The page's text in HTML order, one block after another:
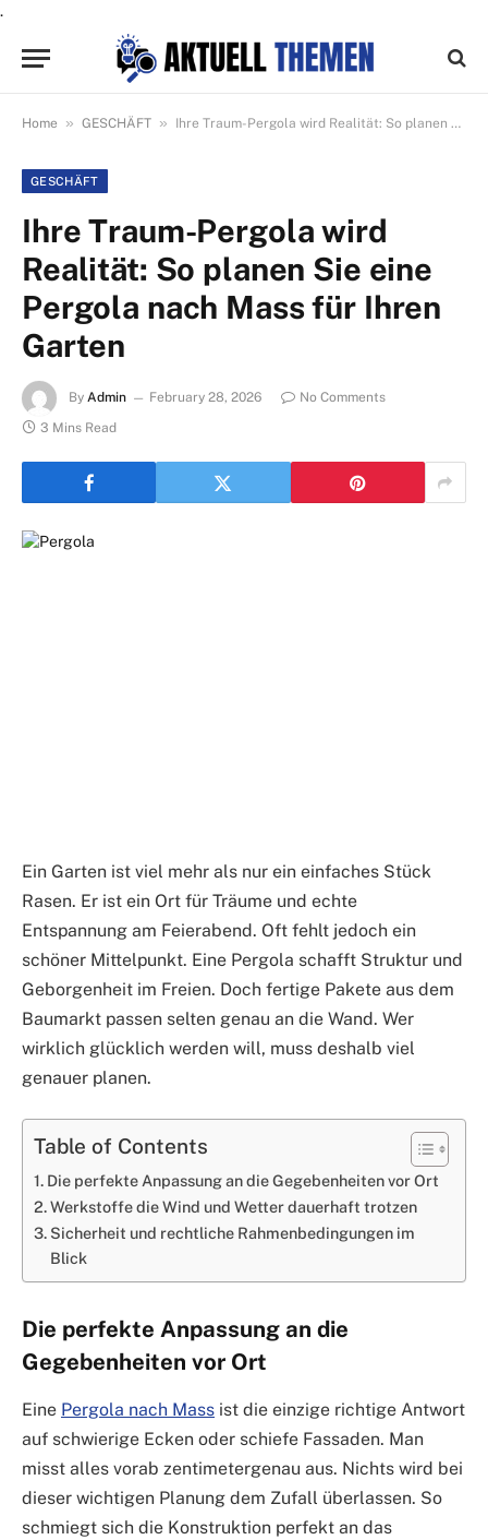
.
Home » GESCHÄFT » Ihre Traum-Pergola wird Realität: So planen Sie eine Pergola nach Mass für Ihren Garten
GESCHÄFT
Ihre Traum-Pergola wird
Realität: So planen Sie eine
Pergola nach Mass für Ihren
Garten
By Admin February 28, 2026
No Comments
3 Mins Read
Ein Garten ist viel mehr als nur ein einfaches Stück
Rasen. Er ist ein Ort für Träume und echte
Entspannung am Feierabend. Oft fehlt jedoch ein
schöner Mittelpunkt. Eine Pergola schafft Struktur und
Geborgenheit im Freien. Doch fertige Pakete aus dem
Baumarkt passen selten genau an die Wand. Wer
wirklich glücklich werden will, muss deshalb viel
genauer planen.
Table of Contents
Die perfekte Anpassung an die Gegebenheiten vor Ort
Werkstoffe die Wind und Wetter dauerhaft trotzen
Sicherheit und rechtliche Rahmenbedingungen im
Blick
Die perfekte Anpassung an die
Gegebenheiten vor Ort
Eine Pergola nach Mass ist die einzige richtige Antwort
auf schwierige Ecken oder schiefe Fassaden. Man
misst alles vorab zentimetergenau aus. Nichts wird bei
dieser wichtigen Planung dem Zufall überlassen. So
schmiegt sich die Konstruktion perfekt an das